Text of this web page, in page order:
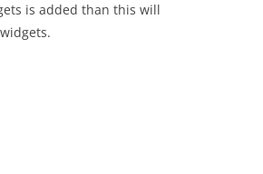
is added than this will